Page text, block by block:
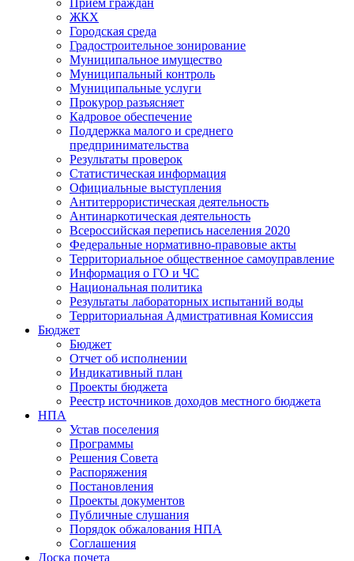
Прием граждан
ЖКХ
Городская среда
Градостроительное зонирование
Муниципальное имущество
Муниципальный контроль
Муниципальные услуги
Прокурор разъясняет
Кадровое обеспечение
Поддержка малого и среднего
предпринимательства
Результаты проверок
Статистическая информация
Официальные выступления
Антитеррористическая деятельность
Антинаркотическая деятельность
Всероссийская перепись населения 2020
Федеральные нормативно-правовые акты
Территориальное общественное самоуправление
Информация о ГО и ЧС
Национальная политика
Результаты лабораторных испытаний воды
Территориальная Адмистративная Комиссия
Бюджет
Бюджет
Отчет об исполнении
Индикативный план
Проекты бюджета
Реестр источников доходов местного бюджета
НПА
Устав поселения
Программы
Решения Совета
Распоряжения
Постановления
Проекты документов
Публичные слушания
Порядок обжалования НПА
Соглашения
Доска почета